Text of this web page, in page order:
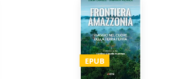
EPUB